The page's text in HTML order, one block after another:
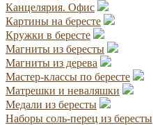
Канцелярия. Офис
Картины на бересте
Кружки в бересте
Магниты из бересты
Магниты из дерева
Мастер-классы по бересте
Матрешки и неваляшки
Медали из бересты
Наборы соль-перец из бересты